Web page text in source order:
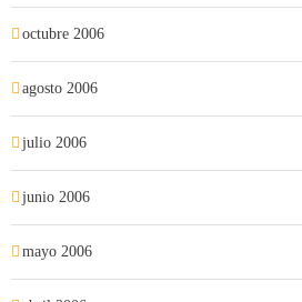
octubre 2006
agosto 2006
julio 2006
junio 2006
mayo 2006